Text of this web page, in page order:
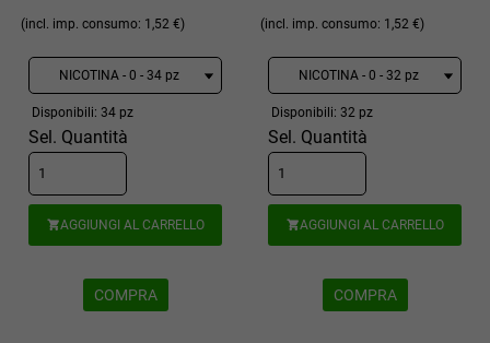
(incl. imp. consumo: 1,52 €)
Disponibili: 34 pz
Sel. Quantità
AGGIUNGI AL CARRELLO
COMPRA
(incl. imp. consumo: 1,52 €)
Disponibili: 32 pz
Sel. Quantità
AGGIUNGI AL CARRELLO
COMPRA